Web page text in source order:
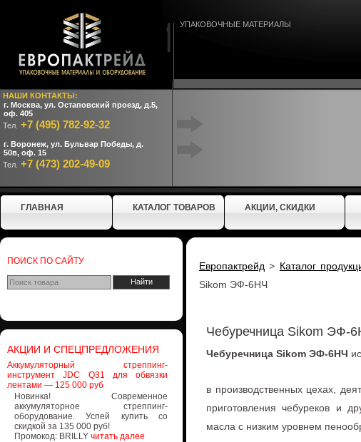
НАШИ КОНТАКТЫ:
г. Москва, ул. Остаповский проезд, д.5,
оф. 405
Тел. +7 (495) 782-92-32
г. Воронеж, ул. Бульвар Победы, д.
50в, оф. 15
Тел. +7 (473) 202-49-09
УПАКОВОЧНЫЕ МАТЕРИАЛЫ
ГЛАВНАЯ КАТАЛОГ ТОВАРОВ АКЦИИ, СКИДКИ
ПОИСК ПО САЙТУ
АКЦИИ И СПЕЦПРЕДЛОЖЕНИЯ
Аккумуляторный стреппинг-
инструмент JDC Q31 для обвязки
лентами — 125 000 руб
Новинка! Современное
аккумуляторное стреппинг-
оборудование. Успей купить со
скидкой за 135 000 руб!
Промокод: BRILLY читать далее
Европактрейд > Каталог
Sikom ЭФ-6НЧ
Чебуречница Sikom ЭФ-
Чебуречница Sikom ЭФ-6НЧ
в производственных цехах,
приготовления чебуреков и
масла с низким уровнем